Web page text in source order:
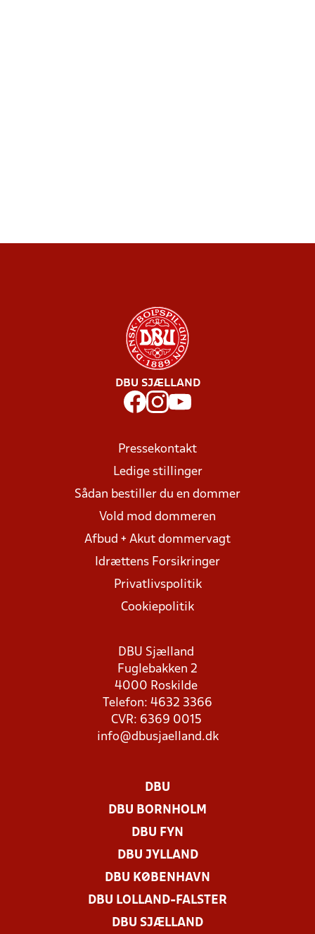
DBU SJÆLLAND
Pressekontakt
Ledige stillinger
Sådan bestiller du en dommer
Vold mod dommeren
Afbud + Akut dommervagt
Idrættens Forsikringer
Privatlivspolitik
Cookiepolitik
DBU Sjælland
Fuglebakken 2
4000 Roskilde
Telefon: 4632 3366
CVR: 6369 0015
info@dbusjaelland.dk
DBU
DBU BORNHOLM
DBU FYN
DBU JYLLAND
DBU KØBENHAVN
DBU LOLLAND-FALSTER
DBU SJÆLLAND